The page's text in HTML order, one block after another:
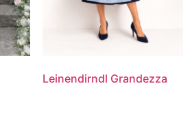
Leinendirndl Grandezza